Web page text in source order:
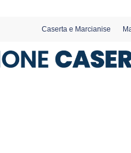
Caserta e Marcianise